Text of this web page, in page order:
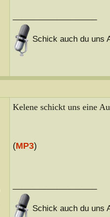
Schick auch du uns
Kelene schickt uns eine
(MP3)
Schick auch du uns